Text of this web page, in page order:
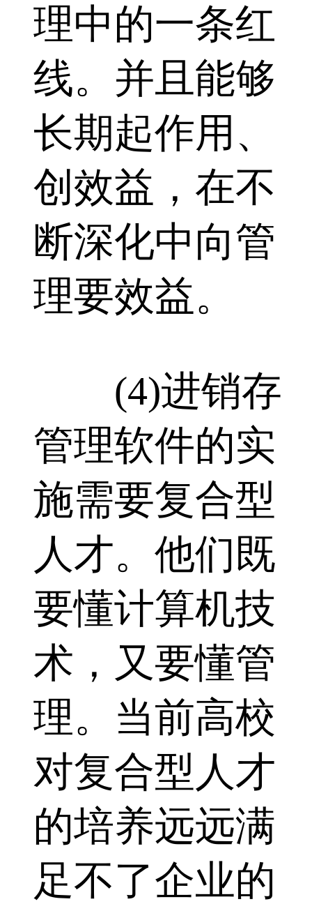
理中的一条红
线。并且能够
长期起作用、
创效益，在不
断深化中向管
理要效益。
(4)进销存
管理软件的实
施需要复合型
人才。他们既
要懂计算机技
术，又要懂管
理。当前高校
对复合型人才
的培养远远满
足不了企业的